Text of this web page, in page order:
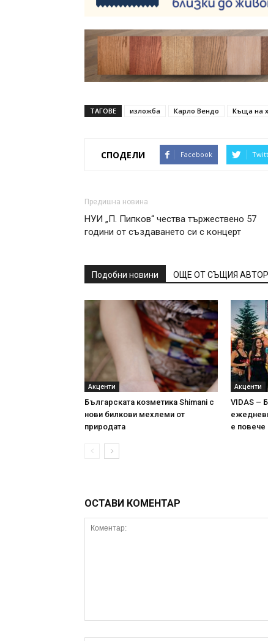
ТАГОВЕ изложба Карло Вендо Къща на
СПОДЕЛИ Facebook
Предишна новина
НУИ „П. Пипков“ чества тържествено 57
години от създаването си с концерт
Подобни новини ОЩЕ ОТ СЪЩИЯ АВТОР
Акценти
Българската козметика Shimani с
нови билкови мехлеми от
природата
Акценти
VIDAS –
е повече
ОСТАВИ КОМЕНТАР